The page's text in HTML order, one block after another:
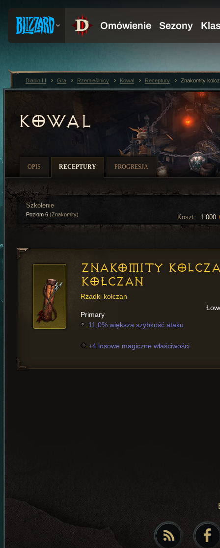
KOWAL
OPIS RECEPTURY PROGRESJA
Koszt: 1 000
Szkolenie
Poziom 6 (Znakomity)
ZNAKOMITY
KOŁCZAN
Rzadki kołczan
Primary
11,0% większa szybkość ataku
+4 losowe magiczne właściwości
Diablo III Gra Rzemieślnicy Kowal Receptury Znakomity